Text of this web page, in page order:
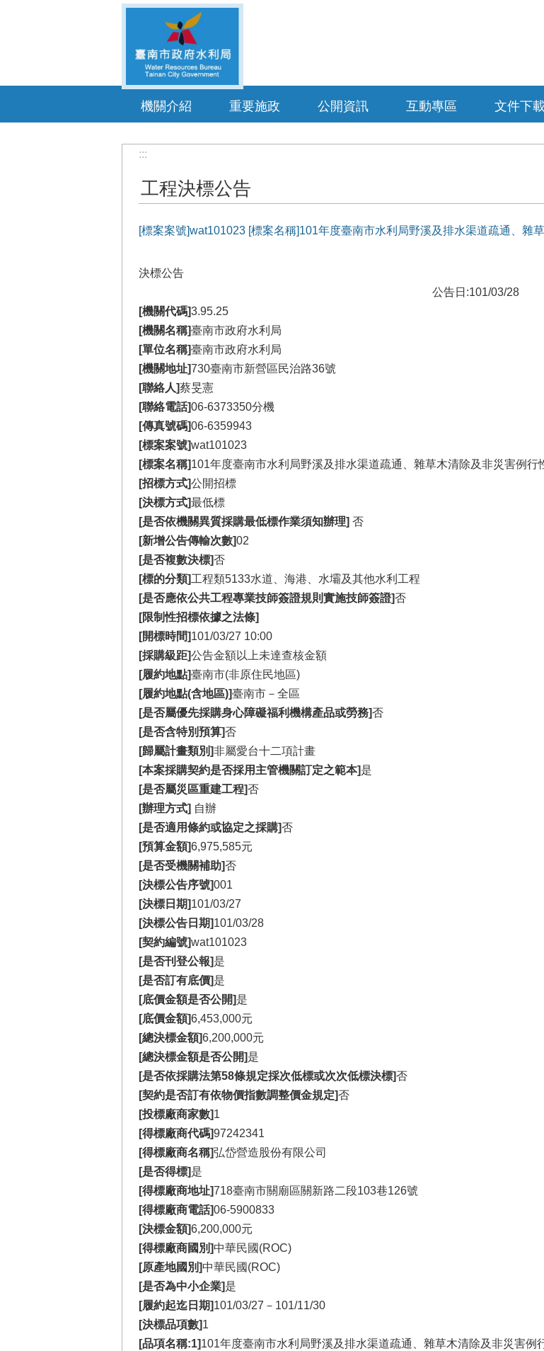
機關介紹 重要施政 公開資訊 互動專區 文件下
:::
工程決標公告
[標案案號]wat101023 [標案名稱]101年度臺南市水利局野溪及排水渠道疏通、雜
決標公告
公告日:101/03/28
[機關代碼]3.95.25
[機關名稱]臺南市政府水利局
[單位名稱]臺南市政府水利局
[機關地址]730臺南市新營區民治路36號
[聯絡人]蔡旻憲
[聯絡電話]06-6373350分機
[傳真號碼]06-6359943
[標案案號]wat101023
[標案名稱]101年度臺南市水利局野溪及排水渠道疏通、雜草木清除及非災害例行
[招標方式]公開招標
[決標方式]最低標
[是否依機關異質採購最低標作業須知辦理] 否
[新增公告傳輸次數]02
[是否複數決標]否
[標的分類]工程類5133水道、海港、水壩及其他水利工程
[是否應依公共工程專業技師簽證規則實施技師簽證]否
[限制性招標依據之法條]
[開標時間]101/03/27 10:00
[採購級距]公告金額以上未達查核金額
[履約地點]臺南市(非原住民地區)
[履約地點(含地區)]臺南市－全區
[是否屬優先採購身心障礙福利機構產品或勞務]否
[是否含特別預算]否
[歸屬計畫類別]非屬愛台十二項計畫
[本案採購契約是否採用主管機關訂定之範本]是
[是否屬災區重建工程]否
[辦理方式] 自辦
[是否適用條約或協定之採購]否
[預算金額]6,975,585元
[是否受機關補助]否
[決標公告序號]001
[決標日期]101/03/27
[決標公告日期]101/03/28
[契約編號]wat101023
[是否刊登公報]是
[是否訂有底價]是
[底價金額是否公開]是
[底價金額]6,453,000元
[總決標金額]6,200,000元
[總決標金額是否公開]是
[是否依採購法第58條規定採次低標或次次低標決標]否
[契約是否訂有依物價指數調整價金規定]否
[投標廠商家數]1
[得標廠商代碼]97242341
[得標廠商名稱]弘岱營造股份有限公司
[是否得標]是
[得標廠商地址]718臺南市關廟區關新路二段103巷126號
[得標廠商電話]06-5900833
[決標金額]6,200,000元
[得標廠商國別]中華民國(ROC)
[原產地國別]中華民國(ROC)
[是否為中小企業]是
[履約起迄日期]101/03/27－101/11/30
[決標品項數]1
[品項名稱:1]101年度臺南市水利局野溪及排水渠道疏通、雜草木清除及非災害例